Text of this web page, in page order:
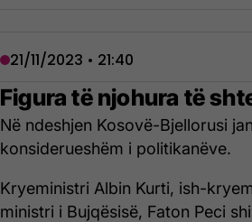
21/11/2023 • 21:40
Figura të njohura të
Në ndeshjen Kosovë-Bjellorusi
konsiderueshëm i politikanëve.
Kryeministri Albin Kurti, ish-
ministri i Bujqësisë, Faton Peci